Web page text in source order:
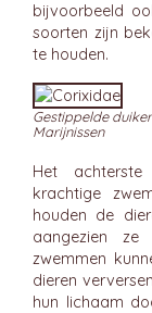
bijvoorbeeld
soorten zijn
te houden.
Gestippelde
Marijnissen
Het
krachtige
houden de
aangezien
zwemmen
dieren
hun lichaam